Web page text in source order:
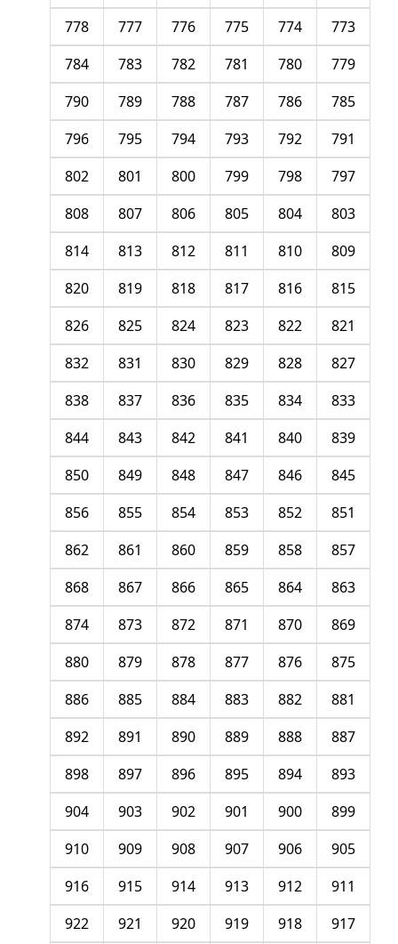
773
774
775
776
777
778
779
780
781
782
783
784
785
786
787
788
789
790
791
792
793
794
795
796
797
798
799
800
801
802
803
804
805
806
807
808
809
810
811
812
813
814
815
816
817
818
819
820
821
822
823
824
825
826
827
828
829
830
831
832
833
834
835
836
837
838
839
840
841
842
843
844
845
846
847
848
849
850
851
852
853
854
855
856
857
858
859
860
861
862
863
864
865
866
867
868
869
870
871
872
873
874
875
876
877
878
879
880
881
882
883
884
885
886
887
888
889
890
891
892
893
894
895
896
897
898
899
900
901
902
903
904
905
906
907
908
909
910
911
912
913
914
915
916
917
918
919
920
921
922